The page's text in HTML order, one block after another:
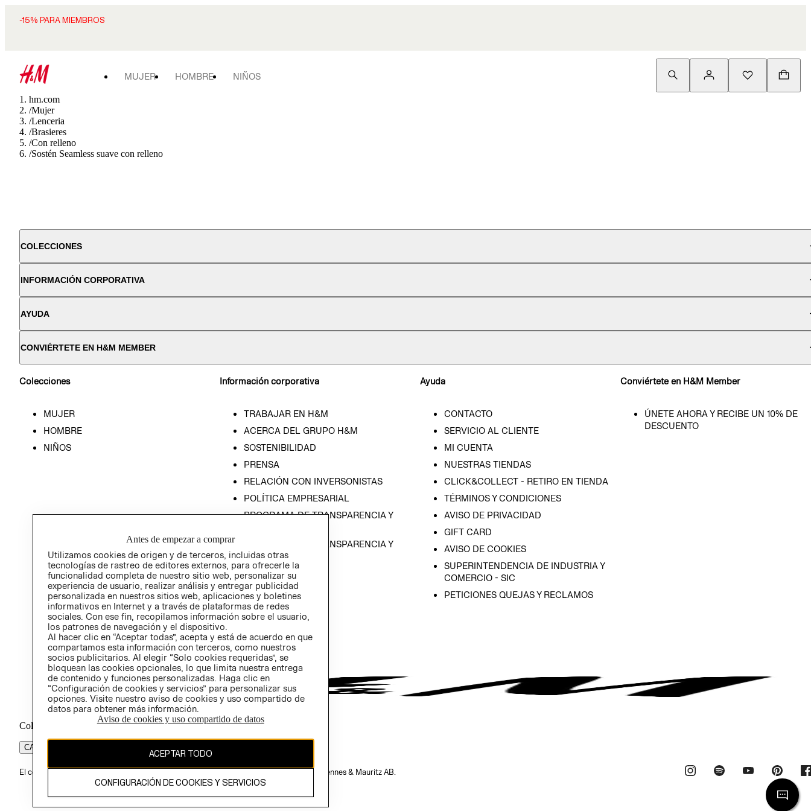
-15% PARA MIEMBROS
MUJER HOMBRE NIÑOS
hm.com
/Mujer
/Lenceria
/Brasieres
/Con relleno
/Sostén Seamless suave con relleno
COLECCIONES
INFORMACIÓN CORPORATIVA
AYUDA
CONVIÉRTETE EN H&M MEMBER
Colecciones
MUJER
HOMBRE
NIÑOS
Información corporativa
TRABAJAR EN H&M
ACERCA DEL GRUPO H&M
SOSTENIBILIDAD
PRENSA
RELACIÓN CON INVERSONISTAS
POLÍTICA EMPRESARIAL
PROGRAMA DE TRANSPARENCIA Y
PROGRAMA DE TRANSPARENCIA Y
ÉTICA (INGLÉS)
Ayuda
CONTACTO
SERVICIO AL CLIENTE
MI CUENTA
NUESTRAS TIENDAS
CLICK&COLLECT - RETIRO EN TIENDA
TÉRMINOS Y CONDICIONES
AVISO DE PRIVACIDAD
GIFT CARD
AVISO DE COOKIES
SUPERINTENDENCIA DE INDUSTRIA Y
COMERCIO - SIC
PETICIONES QUEJAS Y RECLAMOS
Conviértete en H&M Member
ÚNETE AHORA Y RECIBE UN 10% DE
DESCUENTO
Colombia ($)
CAMBIAR REGIÓN
El contenido de esta página web está protegido por copyright y es propiedad de H&M Hennes & Mauritz AB.
Antes de empezar a comprar
Utilizamos cookies de origen y de terceros, incluidas otras
tecnologías de rastreo de editores externos, para ofrecerle la
funcionalidad completa de nuestro sitio web, personalizar su
experiencia de usuario, realizar análisis y entregar publicidad
personalizada en nuestros sitios web, aplicaciones y boletines
informativos en Internet y a través de plataformas de redes
sociales. Con ese fin, recopilamos información sobre el usuario,
los patrones de navegación y el dispositivo.
Al hacer clic en “Aceptar todas”, acepta y está de acuerdo en que
compartamos esta información con terceros, como nuestros
socios publicitarios. Al elegir “Solo cookies requeridas”, se
bloquean las cookies opcionales, lo que limita nuestra entrega
de contenido y funciones personalizadas. Haga clic en
“Configuración de cookies y servicios” para personalizar sus
opciones. Visite nuestro aviso de cookies y uso compartido de
datos para obtener más información.
Aviso de cookies y uso compartido de datos
ACEPTAR TODO
CONFIGURACIÓN DE COOKIES Y SERVICIOS